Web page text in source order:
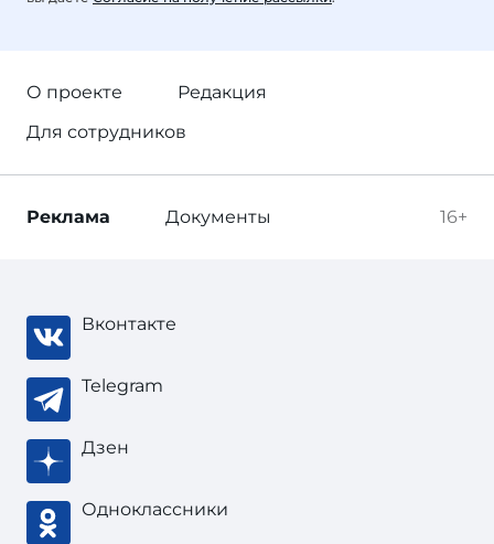
О проекте
Редакция
Для сотрудников
16+
Реклама Документы
Вконтакте
Telegram
Дзен
Одноклассники